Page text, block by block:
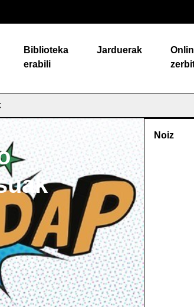
Biblioteka
erabili
Jarduerak
Noiz